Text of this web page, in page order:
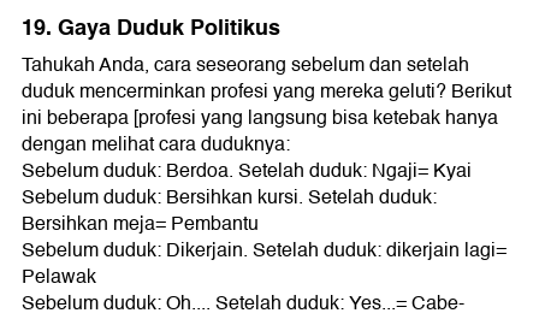
19. Gaya Duduk Politikus
Tahukah Anda, cara seseorang sebelum dan setelah
duduk mencerminkan profesi yang mereka geluti? Berikut
ini beberapa [profesi yang langsung bisa ketebak hanya
dengan melihat cara duduknya:
Sebelum duduk: Berdoa. Setelah duduk: Ngaji= Kyai
Sebelum duduk: Bersihkan kursi. Setelah duduk:
Bersihkan meja= Pembantu
Sebelum duduk: Dikerjain. Setelah duduk: dikerjain lagi=
Pelawak
Sebelum duduk: Oh.... Setelah duduk: Yes...= Cabe-